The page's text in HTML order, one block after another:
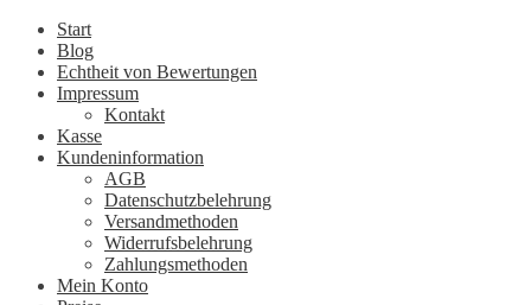
Start
Blog
Echtheit von Bewertungen
Impressum
Kontakt
Kasse
Kundeninformation
AGB
Datenschutzbelehrung
Versandmethoden
Widerrufsbelehrung
Zahlungsmethoden
Mein Konto